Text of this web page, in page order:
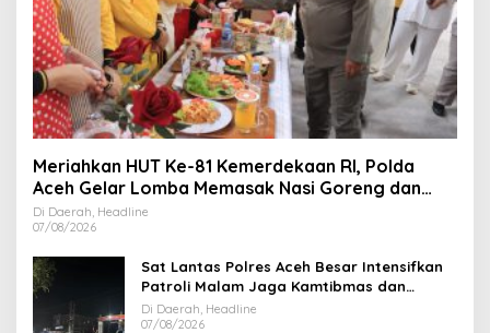
Meriahkan HUT Ke-81 Kemerdekaan RI, Polda
Aceh Gelar Lomba Memasak Nasi Goreng dan
Aneka Minuman
Di Daerah, Headline
07/08/2026
Sat Lantas Polres Aceh Besar Intensifkan
Patroli Malam Jaga Kamtibmas dan
Kelancaran Lalu Lintas
Di Daerah, Headline
07/08/2026